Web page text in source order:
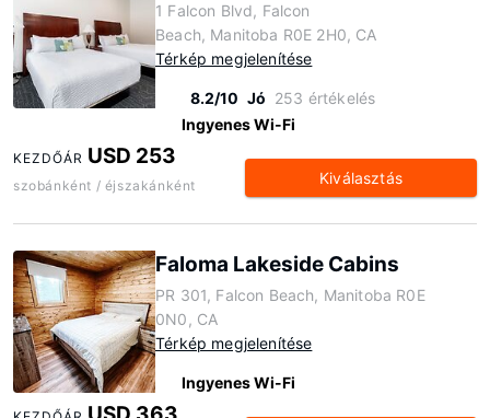
1 Falcon Blvd, Falcon
Beach, Manitoba R0E 2H0, CA
Térkép megjelenítése
8.2/10 Jó 253 értékelés
Ingyenes Wi-Fi
KEZDŐÁR USD 253
szobánként / éjszakánként Kiválasztás
Faloma Lakeside Cabins
PR 301, Falcon Beach, Manitoba R0E
0N0, CA
Térkép megjelenítése
Ingyenes Wi-Fi